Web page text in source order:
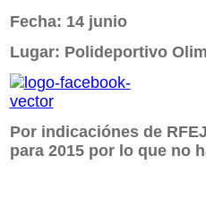
Fecha: 14 junio
Lugar: Polideportivo
Por indicaciónes de
para 2015 por lo que no